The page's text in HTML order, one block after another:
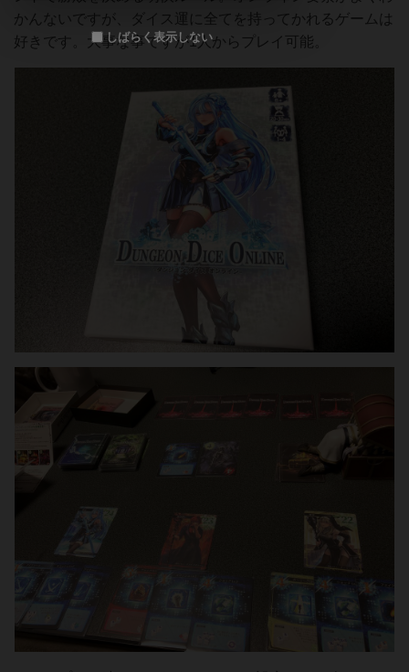
かんないですが、ダイス運に全てを持ってかれるゲームは
好きです。大事な事ですが1人からプレイ可能。
しばらく表示しない